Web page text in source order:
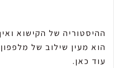
ההיסטוריה של הקישוא
הוא מעין שילוב של
עוד כאן.